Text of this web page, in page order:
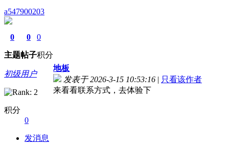
a547900203
0
主题
0
帖子
0
积分
初级用户
积分
0
发消息
地板
发表于 2026-3-15 10:53:16 | 只看该作者
来看看联系方式，去体验下